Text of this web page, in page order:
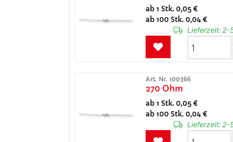
ab 1 Stk. 0,05 €
ab 100 Stk. 0,04 €
Lieferzeit: 2-
Art. Nr. 100366
270 Ohm
ab 1 Stk. 0,05 €
ab 100 Stk. 0,04 €
Lieferzeit: 2-